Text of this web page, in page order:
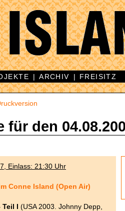
|ARCHIV | FREISITZ
für den
Einlass: 21:30 Uhr
Conne Island (Open Air)
Teil I (USA 2003. Johnny Depp,